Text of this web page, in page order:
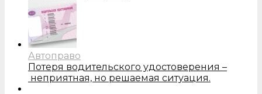
Автоправо
Потеря водительского удостоверения –
неприятная, но решаемая ситуация.